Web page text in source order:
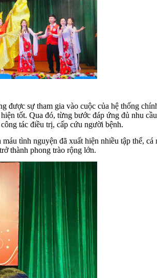
được sự tham gia vào cuộc của hệ thống
tốt. Qua đó, từng bước đáp ứng đủ nhu
tác điều trị, cấp cứu người bệnh.
tình nguyện đã xuất hiện nhiều tập thể, cá
thành phong trào rộng lớn.